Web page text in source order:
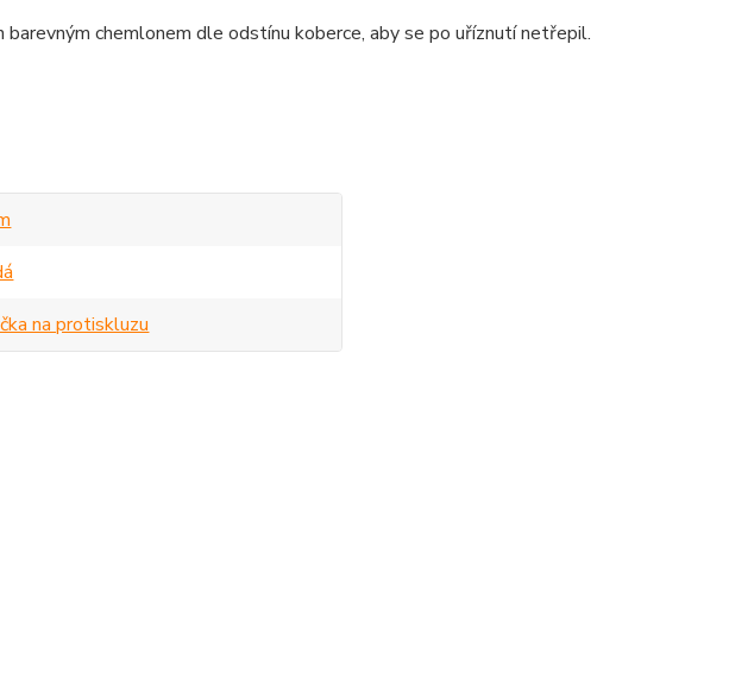
chemlonem dle odstínu koberce, aby se po uříznutí netřepil.
na protiskluzu